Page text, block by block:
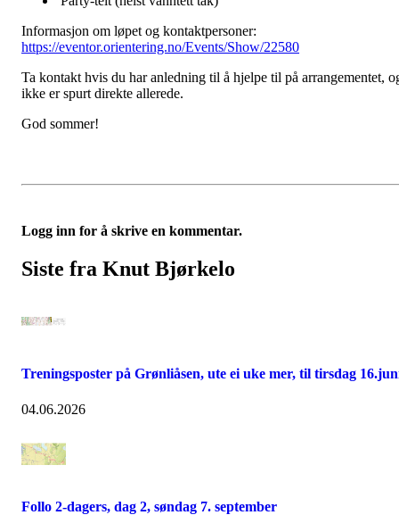
Informasjon om løpet og kontaktpersoner:
https://eventor.orientering.no/Events/Show/22580
Ta kontakt hvis du har anledning til å hjelpe til på arrangementet,
ikke er spurt direkte allerede.
God sommer!
Logg inn for å skrive en kommentar.
Siste fra Knut Bjørkelo
Treningsposter på Grønliåsen, ute ei uke mer, til tirsdag
04.06.2026
Follo 2-dagers, dag 2, søndag 7. september